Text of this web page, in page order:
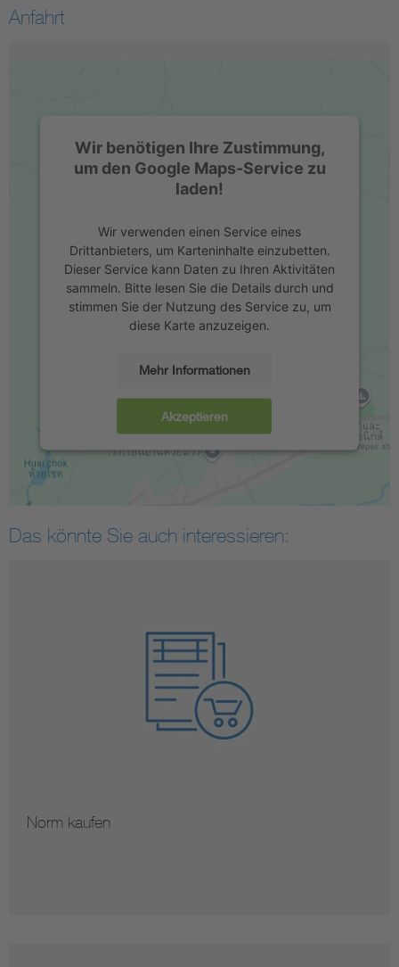
Anfahrt
Wir benötigen Ihre Zustimmung,
um den Google Maps-Service zu
laden!
Wir verwenden einen Service eines
Drittanbieters, um Karteninhalte einzubetten.
Dieser Service kann Daten zu Ihren Aktivitäten
sammeln. Bitte lesen Sie die Details durch und
stimmen Sie der Nutzung des Service zu, um
diese Karte anzuzeigen.
Mehr Informationen
Akzeptieren
Das könnte Sie auch interessieren:
Norm kaufen